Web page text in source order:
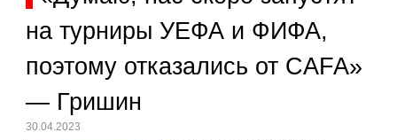
на турниры УЕФА и ФИФА,
поэтому отказались от CAFA»
— Гришин
30.04.2023